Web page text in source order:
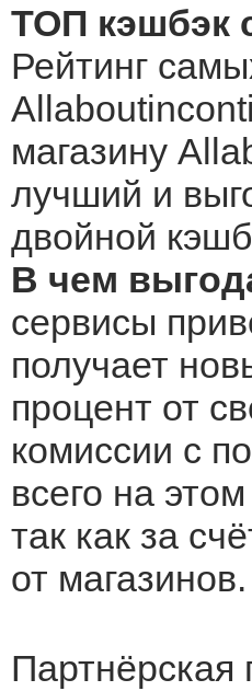
ТОП кэшбэк
Рейтинг
магазину
лучший и
двойной
В чем
сервисы
получает
процент от
комиссии с
всего на
так как за
от магазинов.